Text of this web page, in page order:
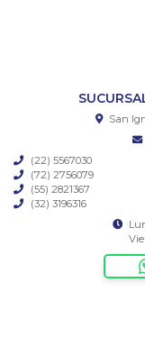
San
(22) 5567030
(72) 2756079
(55) 2821367
(32) 3196316